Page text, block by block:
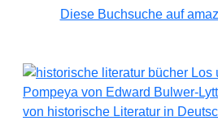
Diese Buchsuche auf